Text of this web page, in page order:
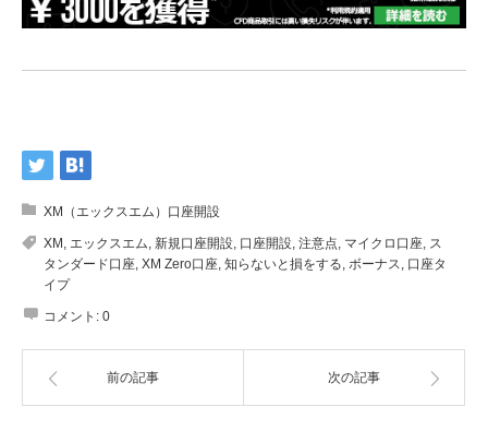
XM（エックスエム）口座開設
XM エックスエム 新規口座開設 口座開設 注意点 マイクロ口座 ス
タンダード口座 XM Zero口座 知らないと損をする ボーナス
口座タ
イプ
コメント: 0
前の記事 次の記事